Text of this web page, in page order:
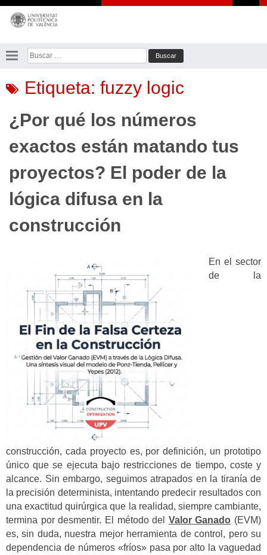
Saltar
contenido
Buscar:
Etiqueta: fuzzy logic
¿Por qué los números
exactos están matando tus
proyectos? El poder de la
lógica difusa en la
construcción
En el sector
de la
construcción, cada proyecto es, por definición, un prototipo
único que se ejecuta bajo restricciones de tiempo, coste y
alcance. Sin embargo, seguimos atrapados en la tiranía de
la precisión determinista, intentando predecir resultados con
una exactitud quirúrgica que la realidad, siempre cambiante,
termina por desmentir. El método del Valor Ganado (EVM)
es, sin duda, nuestra mejor herramienta de control, pero su
dependencia de números «fríos» pasa por alto la vaguedad